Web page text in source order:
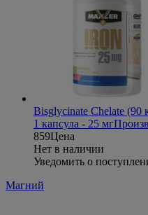
Bisglycinate Chelate (90
1 капсула - 25 мг
859Цена
Нет в наличии
Уведомить о
Магний